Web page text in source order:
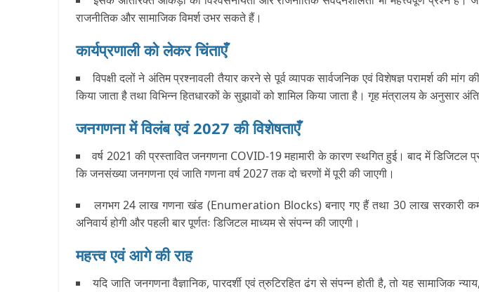
राजनीतिक और सामाजिक विमर्श उभर सकते हैं।
कार्यप्रणाली को लेकर चिंताएँ
विपक्षी दलों ने अंतिम प्रश्नावली तैयार करने से पूर्व व्यापक सार्वजनिक एवं विशेषज्ञ परामर्श की
किया जाता है तथा विभिन्न हितधारकों के सुझावों को शामिल किया जाता है। गृह मंत्रालय के अनुसार
जनगणना में विलंब एवं 2027 की विशेषताएँ
वर्ष 2021 की प्रस्तावित जनगणना COVID-19 महामारी के कारण स्थगित हुई। बाद में
कि जनसंख्या जनगणना एवं जाति गणना वर्ष 2027 तक दो चरणों में पूरी की जाएगी।
लगभग 24 लाख गणना खंड (Enumeration Blocks) बनाए गए हैं तथा 30 लाख सरकारी
अनिवार्य होगी और पहली बार पूर्णतः डिजिटल माध्यम से संपन्न की जाएगी।
महत्त्व एवं आगे की राह
यदि जाति जनगणना वैज्ञानिक, पारदर्शी एवं त्रुटिरहित ढंग से संपन्न होती है, तो यह सामाजिक